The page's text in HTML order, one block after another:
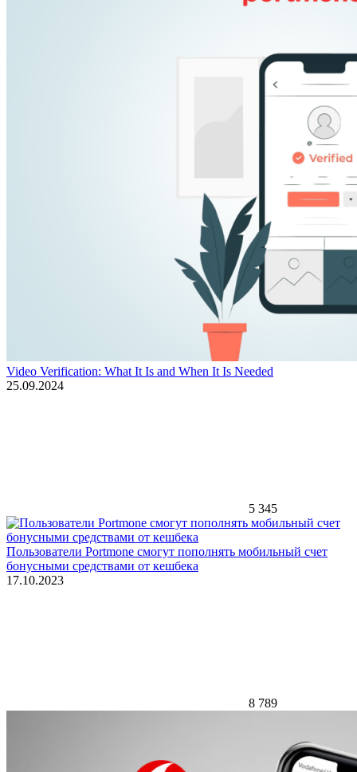
Video Verification: What It Is and When It Is Needed
25.09.2024
5 345
Пользователи Portmone смогут пополнять мобильный счет
бонусными средствами от кешбека
17.10.2023
8 789